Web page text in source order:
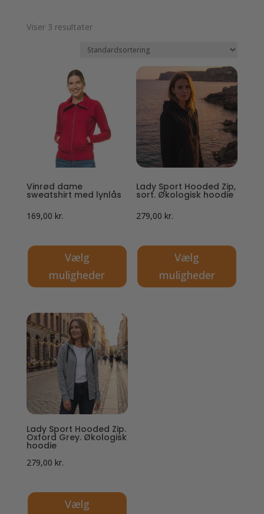
på
Viser 3 resultater
Vinrød dame
sweatshirt med lynlås
169,00 kr.
Vælg
muligheder
vare
har
flere
varianter.
Mulighederne
vælges
på
varesiden
Lady Sport Hooded Zip,
sort. Økologisk hoodie
279,00 kr.
Vælg
muligheder
Lady Sport Hooded Zip.
Oxford Grey. Økologisk
hoodie
279,00 kr.
Vælg